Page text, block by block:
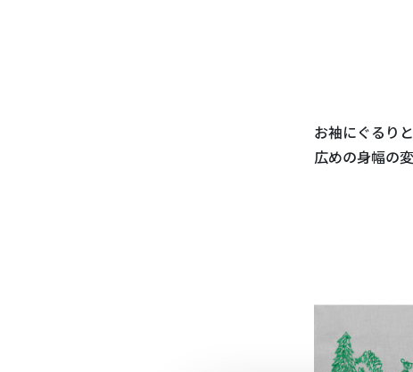
お袖にぐるり
広めの身幅の